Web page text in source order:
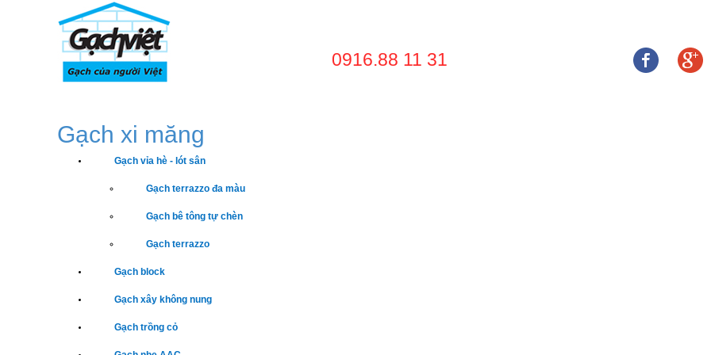
0916.88 11 31
Gạch xi măng
Gạch vỉa hè - lót sân
Gạch terrazzo đa màu
Gạch bê tông tự chèn
Gạch terrazzo
Gạch block
Gạch xây không nung
Gạch trồng cỏ